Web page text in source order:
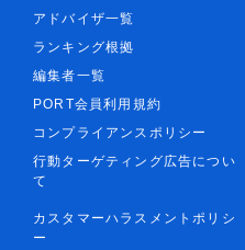
アドバイザ一覧
ランキング根拠
編集者一覧
PORT会員利用規約
コンプライアンスポリシー
行動ターゲティング広告につい
て
カスタマーハラスメントポリシ
ー